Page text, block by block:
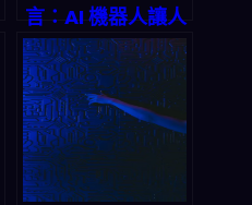
言：AI 機器人讓人
類勞力徹底多餘？
2027 全民高收入
時代真的要來了！